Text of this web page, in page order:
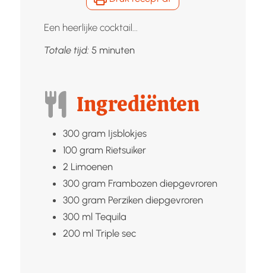
Een heerlijke cocktail...
Totale tijd: 5minuten
minuten
Ingrediënten
300 gram Ijsblokjes
100 gram Rietsuiker
2 Limoenen
300 gram Frambozen diepgevroren
300 gram Perziken diepgevroren
300 ml Tequila
200 ml Triple sec